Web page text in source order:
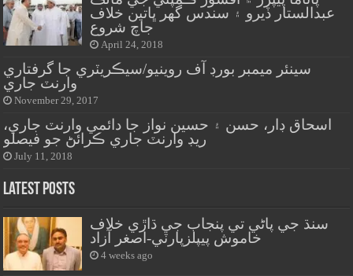
عبدالستار ڏيرو ۽ سندس گهر ڀاتين خلاف
جاچ شروع
April 24, 2018
سينئر ميمبر بورڊ آف روينيو/سيڪريٽري جا گرفتاري
وارنٽ جاري
November 29, 2017
اسحاق ڊار، حسن ۽ حسين نواز جا دائمي وارنٽ جاري،
ريڊ وارنٽ جاري ڪرائڻ جو فيصلو
July 11, 2018
Latest Posts
سنڌ جي پاڻي تي پنجاب جي ڌاڙي خلاف
خاموش پيپلزپارٽي-اصغر آزاد
4 weeks ago